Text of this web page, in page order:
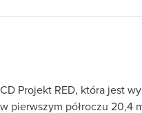
Projekt RED, która jest
pierwszym półroczu 20,4